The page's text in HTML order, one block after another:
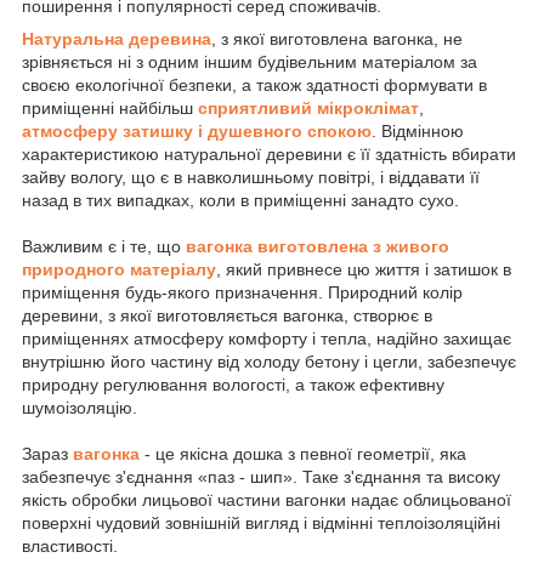
поширення і популярності серед споживачів.
Натуральна деревина , з якої виготовлена вагонка, не
зрівняється ні з одним іншим будівельним матеріалом за
своєю екологічної безпеки, а також здатності формувати в
приміщенні найбільш сприятливий мікроклімат
атмосферу затишку і душевного спокою . Відмінною
характеристикою натуральної деревини є її здатність вбирати
зайву вологу, що є в навколишньому повітрі, і віддавати її
назад в тих випадках, коли в приміщенні занадто сухо.
Важливим є і те, що вагонка виготовлена з живого
природного матеріалу , який привнесе цю життя і затишок в
приміщення будь-якого призначення. Природний колір
деревини, з якої виготовляється вагонка, створює в
приміщеннях атмосферу комфорту і тепла, надійно захищає
внутрішню його частину від холоду бетону і цегли, забезпечує
природну регулювання вологості, а також ефективну
шумоізоляцію.
Зараз вагонка - це якісна дошка з певної геометрії, яка
забезпечує з'єднання «паз - шип». Таке з'єднання та високу
якість обробки лицьової частини вагонки надає облицьованої
поверхні чудовий зовнішній вигляд і відмінні теплоізоляційні
властивості.